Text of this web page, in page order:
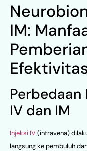
IM:
Perbedaan
IV dan IM
Injeksi IV(intravena)
langsung ke pembuluh